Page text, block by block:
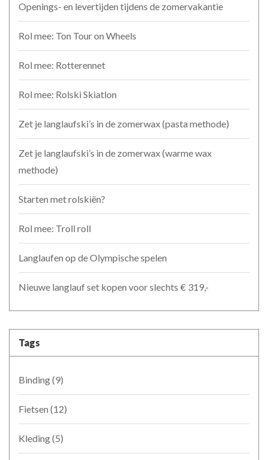
Openings- en levertijden tijdens de zomervakantie
Rol mee: Ton Tour on Wheels
Rol mee: Rotterennet
Rol mee: Rolski Skiatlon
Zet je langlaufski’s in de zomerwax (pasta methode)
Zet je langlaufski’s in de zomerwax (warme wax
methode)
Starten met rolskiën?
Rol mee: Troll roll
Langlaufen op de Olympische spelen
Nieuwe langlauf set kopen voor slechts € 319,-
Tags
Binding(9)
Fietsen (12)
Kleding(5)